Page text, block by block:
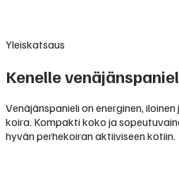
Yleiskatsaus
Kenelle
Venäjänspanieli on energinen,
koira. Kompakti koko ja
hyvän perhekoiran aktiiviseen kotiin.